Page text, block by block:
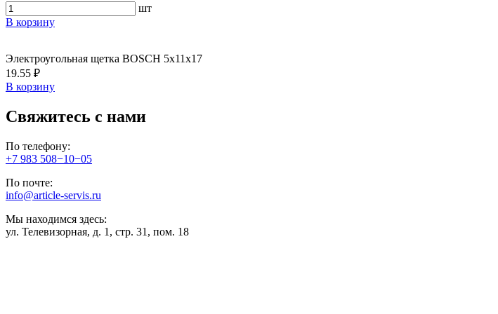
шт
В корзину
Электроугольная щетка BOSCH 5х11х17
19.55 ₽
В корзину
Свяжитесь с нами
По телефону:
+7 983 508−10−05
По почте:
info@article-servis.ru
Мы находимся здесь:
ул. Телевизорная, д. 1, стр. 31, пом. 18